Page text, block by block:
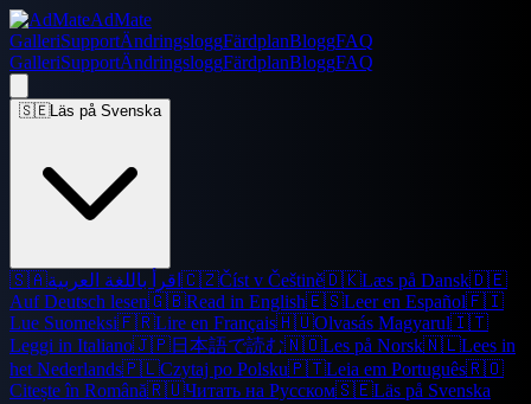
AdMate
GalleriSupportÄndringsloggFärdplanBloggFAQ
GalleriSupportÄndringsloggFärdplanBloggFAQ
🇸🇪Läs på Svenska
🇸🇦اقرأ باللغة العربية 🇨🇿Číst v Češtině🇩🇰Læs på Dansk🇩🇪
Auf Deutsch lesen🇬🇧Read in English🇪🇸Leer en Español🇫🇮
Lue Suomeksi🇫🇷Lire en Français🇭🇺Olvasás Magyarul🇮🇹
Leggi in Italiano🇯🇵日本語で読む🇳🇴Les på Norsk🇳🇱Lees in
het Nederlands🇵🇱Czytaj po Polsku🇵🇹Leia em Português🇷🇴
Citește în Română🇷🇺Читать на Русском🇸🇪Läs på Svenska